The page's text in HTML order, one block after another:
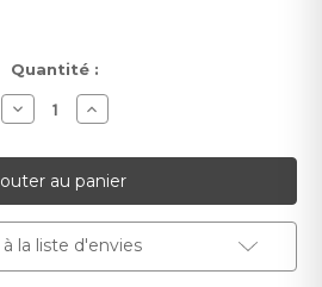
Quantité :
Diminuer
la
pour
Support
décoratif
W3
:
profil
fluide
et
Augmenter
la
pour
Support
décoratif
W3
:
profil
fluide
et
la liste d'envies